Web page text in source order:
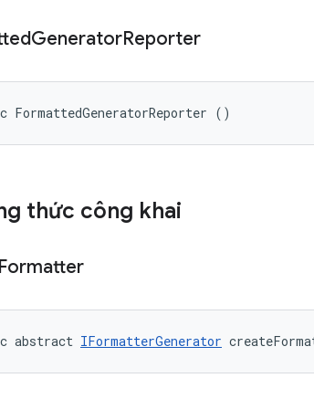
GeneratorReporter
FormattedGeneratorReporter ()
thức công khai
Formatter
abstract IFormatterGenerator